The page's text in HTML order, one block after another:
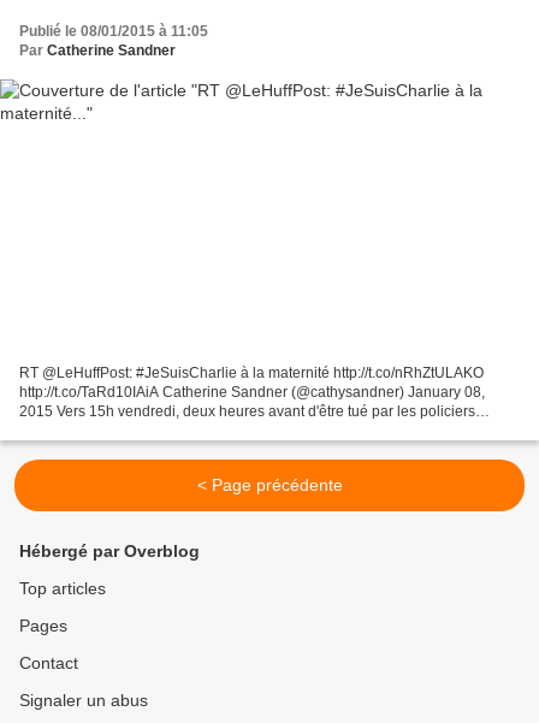
Publié le 08/01/2015 à 11:05
Par Catherine Sandner
RT @LeHuffPost: #JeSuisCharlie à la maternité http://t.co/nRhZtULAKO
http://t.co/TaRd10IAiA Catherine Sandner (@cathysandner) January 08,
2015 Vers 15h vendredi, deux heures avant d'être tué par les policiers
< Page précédente
Hébergé par Overblog
Top articles
Pages
Contact
Signaler un abus